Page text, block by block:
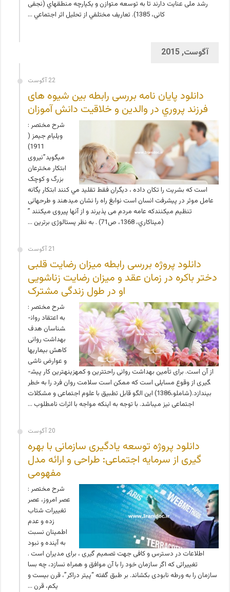
رشد ملی عنایت دارند تا به توسعه متوازن و یکپارچه منطقه­اي (نجفی
کانی، 1385). تعاريف مختلفي از تحليل اثر اجتماعي …
آگوست, 2015
22 آگوست
دانلود پایان نامه بررسی رابطه بین شیوه های
فرزند پروري در والدين و خلاقيت دانش آموزان
شرح مختصر :
ويليام جيمز (
1911)
ميگويد”نیروی
ابتکار مخترعان
بزرگ و کوچک
است که بشریت را تکان داده ، دیگران فقط تقليد مي كنند ابتکار یگانه
عامل موثر در پیشرفت انسان است نوابغ راه را نشان میدهند و طرحهائی
تنظیم میکنندکه عامه مردم می پذیرند و از آنها پیروی میکنند ”
(ميناكاري، 1368، ص71) . به نظر پستالوژی برترین …
21 آگوست
دانلود پروژه بررسی رابطه میزان رضایت قلبی
دختر باکره در زمان عقد و میزان رضایت زناشویی
او در طول زندگی مشترک
شرح مختصر :
به اعتقاد روان­
شناسان هدف
بهداشت روانی
کاهش بیماری­ها
و عوارض ناشی
از آن است. برای تأمین بهداشت روانی راحت­ترین و کم­هزینه­ترین کار پیش­
گیری از وقوع مسایلی است که ممکن است سلامت روان فرد را به خطر
بیندازد.(شاملو،1386) این الگو قابل تطبیق با علوم اجتماعی و مشکلات
اجتماعی نیز می­باشد. با توجه به این­که مواجه با اثرات نامطلوب …
20 آگوست
دانلود پروژه توسعه یادگیری سازمانی با بهره
گیری از سرمایه اجتماعی: طراحی و ارائه مدل
مفهومی
شرح مختصر :
عصر امروز، عصر
تغییرات شتاب
زده و عدم
اطمینان نسبت
به آینده و نبود
اطلاعات در دسترس و کافی جهت تصمیم گیری ، برای مدیران است .
تغییراتی که اگر سازمان خود را با آن موافق و همراه نسازد، چه بسا
سازمان را به ورطه نابودی بکشاند. بر طبق گفته “پیتر دراکر”، قرن بیست و
یکم، قرن …